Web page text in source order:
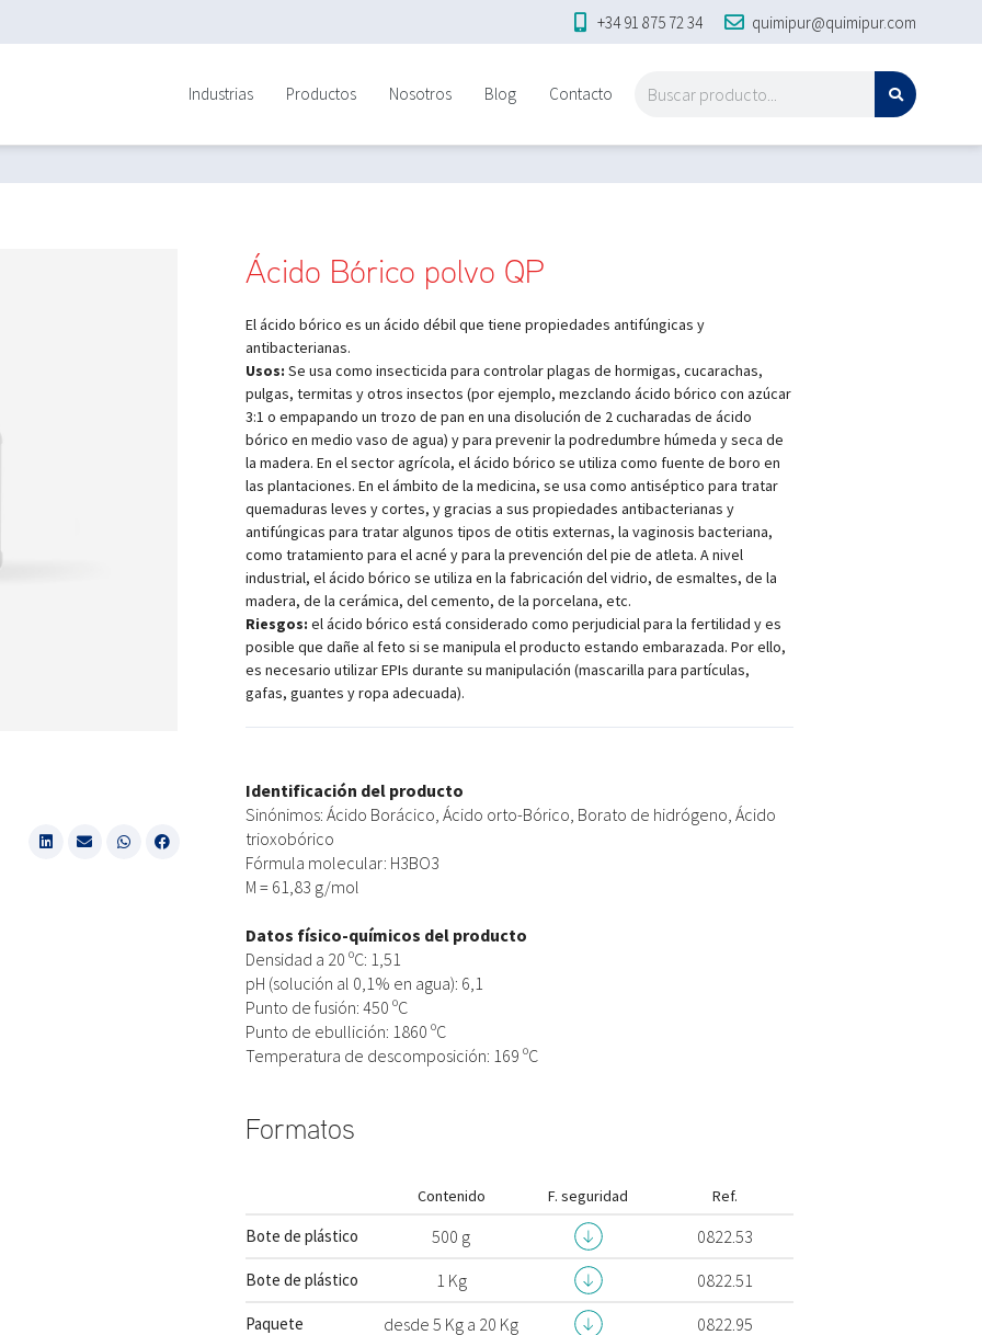
+34 91 875 72 34 quimipur@quimipur.com
Industrias Productos Nosotros Blog Contacto
Ácido Bórico polvo QP
El ácido bórico es un ácido débil que tiene propiedades antifúngicas y
antibacterianas.
Usos: Se usa como insecticida para controlar plagas de hormigas, cucarachas,
pulgas, termitas y otros insectos (por ejemplo, mezclando ácido bórico con azúcar
3:1 o empapando un trozo de pan en una disolución de 2 cucharadas de ácido
bórico en medio vaso de agua) y para prevenir la podredumbre húmeda y seca de
la madera. En el sector agrícola, el ácido bórico se utiliza como fuente de boro en
las plantaciones. En el ámbito de la medicina, se usa como antiséptico para tratar
quemaduras leves y cortes, y gracias a sus propiedades antibacterianas y
antifúngicas para tratar algunos tipos de otitis externas, la vaginosis bacteriana,
como tratamiento para el acné y para la prevención del pie de atleta. A nivel
industrial, el ácido bórico se utiliza en la fabricación del vidrio, de esmaltes, de la
madera, de la cerámica, del cemento, de la porcelana, etc.
Riesgos: el ácido bórico está considerado como perjudicial para la fertilidad y es
posible que dañe al feto si se manipula el producto estando embarazada. Por ello,
es necesario utilizar EPIs durante su manipulación (mascarilla para partículas,
gafas, guantes y ropa adecuada).
Identificación del producto
Sinónimos: Ácido Borácico, Ácido orto-Bórico, Borato de hidrógeno, Ácido
trioxobórico
Fórmula molecular: H3BO3
M = 61,83 g/mol
Datos físico-químicos del producto
Densidad a 20 ºC: 1,51
pH (solución al 0,1% en agua): 6,1
Punto de fusión: 450 ºC
Punto de ebullición: 1860 ºC
Temperatura de descomposición: 169 ºC
Formatos
Contenido F. seguridad Ref.
Bote de plástico 500 g 0822.53
Bote de plástico 1 Kg 0822.51
Paquete desde 5 Kg a 20 Kg 0822.95